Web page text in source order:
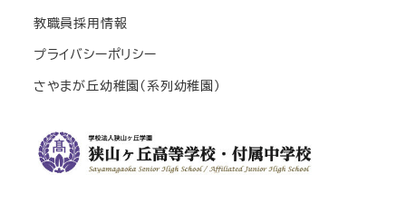
教職員採用情報
プライバシーポリシー
さやまが丘幼稚園(系列幼稚園)